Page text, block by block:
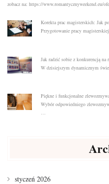
zobacz na: https://www.romantycznyweekend.eu/
Korekta prac magisterskich: Jak
Przygotowanie pracy
Jak radzić sobie z konkurencją na
W dzisiejszym dynamicznym
Piękne i funkcjonalne
Wybór odpowiedniego
…
styczeń 2026